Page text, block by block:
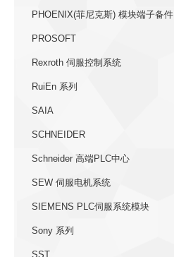
PHOENIX(菲尼克斯) 模块端子备件
PROSOFT
Rexroth 伺服控制系统
RuiEn 系列
SAIA
SCHNEIDER
Schneider 高端PLC中心
SEW 伺服电机系统
SIEMENS PLC伺服系统模块
Sony 系列
SST